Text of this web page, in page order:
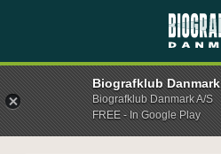
Biografklub Danmark
Biografklub Danmark A/S
FREE - In Google Play